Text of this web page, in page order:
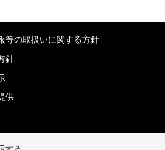
等の取扱いに関する方針
針
供